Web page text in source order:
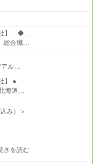
社】 ◆…
総合職…
アル…
】 ●…
海道…
み）＞
を読む